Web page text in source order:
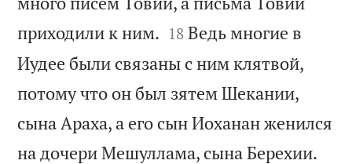
приходили к ним. 

18 Ведь многие в
Иудее были связаны с ним клятвой,
потому что он был зятем Шекании,
сына Араха, а его сын Иоханан женился
на дочери Мешуллама, сына Берехии.